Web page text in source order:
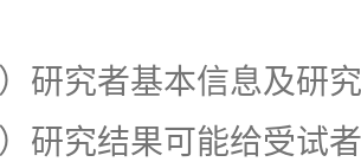
）研究者基本信息及研
）研究结果可能给受试